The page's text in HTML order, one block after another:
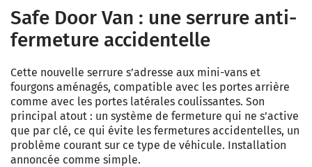
Safe Door Van : une serrure anti-
fermeture accidentelle
Cette nouvelle serrure s’adresse aux mini-vans et
fourgons aménagés, compatible avec les portes arrière
comme avec les portes latérales coulissantes. Son
principal atout : un système de fermeture qui ne s’active
que par clé, ce qui évite les fermetures accidentelles, un
problème courant sur ce type de véhicule. Installation
annoncée comme simple.